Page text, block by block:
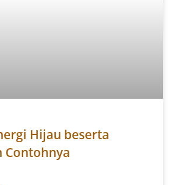
Hijau beserta
Contohnya